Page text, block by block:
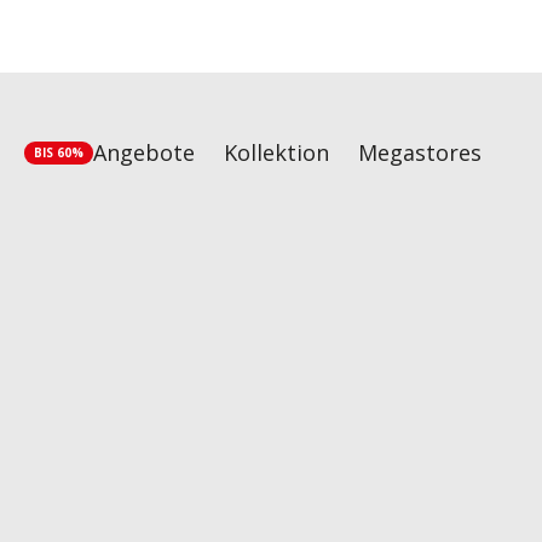
BIS 60% Angebote Kollektion Megastores